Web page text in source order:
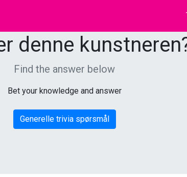
denne
Find the answer below
Bet your knowledge and answer
Generelle trivia spørsmål